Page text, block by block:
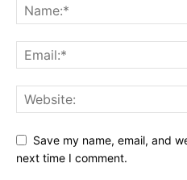
Save my name, email, and
next time I comment.